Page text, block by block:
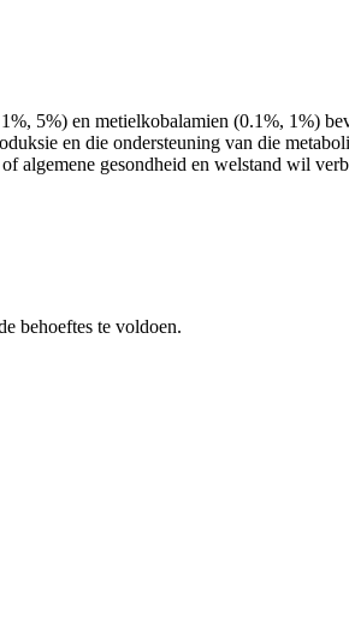
5%) en metielkobalamien (0.1%, 1%)
en die ondersteuning van die
algemene gesondheid en welstand wil
behoeftes te voldoen.